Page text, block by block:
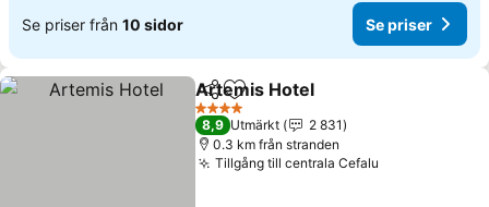
Se priser från 10 sidor Se priser
Dela Lägg till i Mina Favoriter
Artemis Hotel
4 Stjärnor
8,9 Utmärkt
2 831
0.3 km från stranden
Tillgång till centrala Cefalu